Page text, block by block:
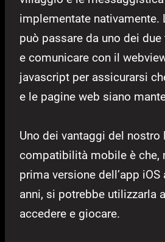
implementate nativamente.
può passare da uno dei
e comunicare con il
javascript per assicurarsi
e le pagine web siano
Uno dei vantaggi del nostro
compatibilità mobile è che,
prima versione dell’app
anni, si potrebbe utilizzarla
accedere e giocare.